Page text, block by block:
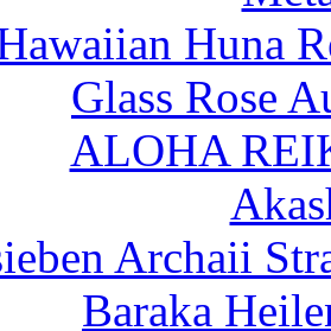
Huna
Glass Rose
ALOHA
Archaii
Baraka